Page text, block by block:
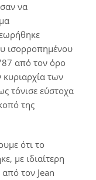
να
ισορροπημένου
από τον όρο
των
τόνισε εύστοχα
της
ότι το
με ιδιαίτερη
τον Jean